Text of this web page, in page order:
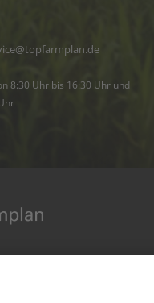
8:30 Uhr bis 16:30 Uhr und